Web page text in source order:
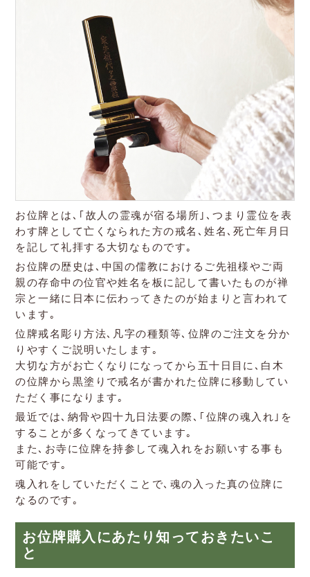
お位牌とは､｢故人の霊魂が宿る場所｣､つまり霊位を表
わす牌として亡くなられた方の戒名､姓名､死亡年月日
を記して礼拝する大切なものです｡
お位牌の歴史は､中国の儒教におけるご先祖様やご両
親の存命中の位官や姓名を板に記して書いたものが禅
宗と一緒に日本に伝わってきたのが始まりと言われて
います｡
位牌戒名彫り方法､凡字の種類等､位牌のご注文を分か
りやすくご説明いたします｡
大切な方がお亡くなりになってから五十日目に､白木
の位牌から黒塗りで戒名が書かれた位牌に移動してい
ただく事になります｡
最近では､納骨や四十九日法要の際､｢位牌の魂入れ｣を
することが多くなってきています｡
また､お寺に位牌を持参して魂入れをお願いする事も
可能です｡
魂入れをしていただくことで､魂の入った真の位牌に
なるのです｡
お位牌購入にあたり知っておきたいこ
と